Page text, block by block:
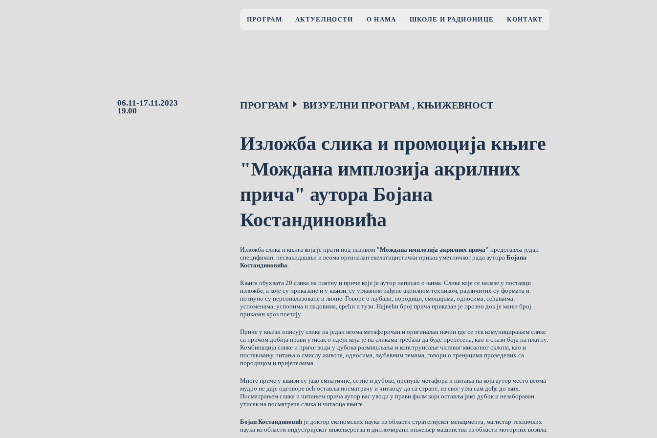
ПРОГРАМ АКТУЕЛНОСТИ О НАМА ШКОЛЕ И РАДИОНИЦЕ КОНТАКТ
06.11-17.11.2023
19.00
ПРОГРАМ ВИЗУЕЛНИ ПРОГРАМ ,КЊИЖЕВНОСТ
Изложба слика и промоција књиге
"Мождана имплозија акрилних
прича" аутора Бојана
Костандиновића
Изложба слика и књига која је прати под називом "Мождана имплозија акрилних прича" представља један
специфичан, несвакидашњи и веома оргиналан екелктицистички приказ уметничког рада аутораБојана
Костандиновића
Књига обухвата 20 слика на платну и приче које је аутор написао о њима. Слике које се налазе у поставци
изложбе, а које су приказане и у књизи, су углавном рађене акрилном техником, различитих су формата и
потпуно су персонализоване и личне. Говоре о љубави, породици, емоцијама, односима, сећањима,
успоменама, успонима и падовима, срећи и тузи. Највећи број прича приказан је прозно док је мањи број
приказан кроз поезију.
Приче у књизи описују слике на један веома метафоричан и оригиналан начин где се тек комуницирањем слике
са причом добија прави утисак о идеји која је на сликама требала да буде пренесена, као и снази боја на платну.
Комбинација слике и приче води у дубока размишљања и конструисање читавог мисаоног склопа, као и
постављању питања о смислу живота, односима, љубавним темама, говори о тренуцима проведених са
породицом и пријатељима.
Многе приче у књизи су јако емпатичне, сетне и дубоке, препуне метафора и питања на која аутор често веома
мудро не даје одговоре већ оставља посматрачу и читаоцу да са стране, из свог угла сам дође до њих.
Посматрањем слика и читањем прича аутор вас уводи у прави филм који оставља јако дубок и незабораван
утисак на посматрача слика и читаоца књиге.
Бојан Костандиновић је доктор економских наука из области стратегијског менаџмента, магистар техничких
наука из области индустријског инжењерства и дипломирани инжењер машинства из области моторних возила.